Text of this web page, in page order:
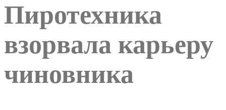
Пиротехника
взорвала карьеру
чиновника